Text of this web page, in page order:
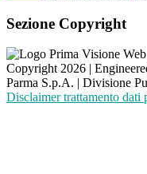
Sezione Copyright
Copyright 2026 |
Parma S.p.A. | Divisione
Disclaimer trattamento dati